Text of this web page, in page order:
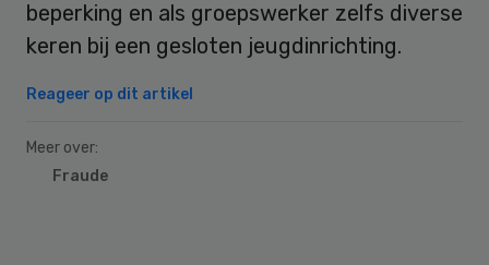
beperking en als groepswerker zelfs diverse
keren bij een gesloten jeugdinrichting.
Reageer op dit artikel
Meer over:
Fraude